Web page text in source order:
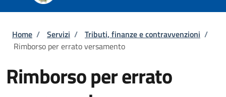
Briciole di pane
Home / Servizi / Tributi, finanze e contravvenzioni /
Rimborso per errato versamento
Rimborso per errato